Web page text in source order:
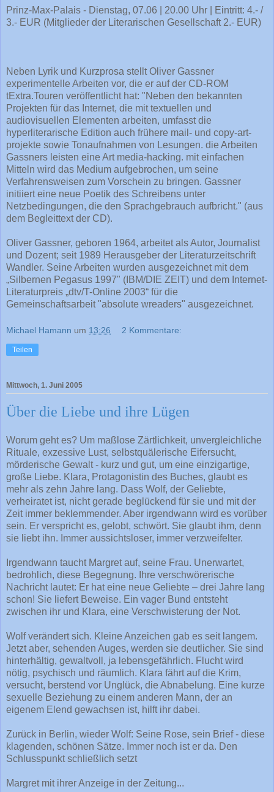
Prinz-Max-Palais - Dienstag, 07.06 | 20.00 Uhr | Eintritt: 4.- /
3.- EUR (Mitglieder der Literarischen Gesellschaft 2.- EUR)
Neben Lyrik und Kurzprosa stellt Oliver Gassner
experimentelle Arbeiten vor, die er auf der CD-ROM
tExtra.Touren veröffentlicht hat: "Neben den bekannten
Projekten für das Internet, die mit textuellen und
audiovisuellen Elementen arbeiten, umfasst die
hyperliterarische Edition auch frühere mail- und copy-art-
projekte sowie Tonaufnahmen von Lesungen. die Arbeiten
Gassners leisten eine Art media-hacking. mit einfachen
Mitteln wird das Medium aufgebrochen, um seine
Verfahrensweisen zum Vorschein zu bringen. Gassner
initiiert eine neue Poetik des Schreibens unter
Netzbedingungen, die den Sprachgebrauch aufbricht." (aus
dem Begleittext der CD).
Oliver Gassner, geboren 1964, arbeitet als Autor, Journalist
und Dozent; seit 1989 Herausgeber der Literaturzeitschrift
Wandler. Seine Arbeiten wurden ausgezeichnet mit dem
„Silbernen Pegasus 1997" (IBM/DIE ZEIT) und dem Internet-
Literaturpreis „dtv/T-Online 2003“ für die
Gemeinschaftsarbeit "absolute wreaders" ausgezeichnet.
Michael Hamann um 13:26 2 Kommentare:
Teilen
Mittwoch, 1. Juni 2005
Über die Liebe und ihre Lügen
Worum geht es? Um maßlose Zärtlichkeit, unvergleichliche
Rituale, exzessive Lust, selbstquälerische Eifersucht,
mörderische Gewalt - kurz und gut, um eine einzigartige,
große Liebe. Klara, Protagonistin des Buches, glaubt es
mehr als zehn Jahre lang. Dass Wolf, der Geliebte,
verheiratet ist, nicht gerade beglückend für sie und mit der
Zeit immer beklemmender. Aber irgendwann wird es vorüber
sein. Er verspricht es, gelobt, schwört. Sie glaubt ihm, denn
sie liebt ihn. Immer aussichtsloser, immer verzweifelter.
Irgendwann taucht Margret auf, seine Frau. Unerwartet,
bedrohlich, diese Begegnung. Ihre verschwörerische
Nachricht lautet: Er hat eine neue Geliebte – drei Jahre lang
schon! Sie liefert Beweise. Ein vager Bund entsteht
zwischen ihr und Klara, eine Verschwisterung der Not.
Wolf verändert sich. Kleine Anzeichen gab es seit langem.
Jetzt aber, sehenden Auges, werden sie deutlicher. Sie sind
hinterhältig, gewaltvoll, ja lebensgefährlich. Flucht wird
nötig, psychisch und räumlich. Klara fährt auf die Krim,
versucht, berstend vor Unglück, die Abnabelung. Eine kurze
sexuelle Beziehung zu einem anderen Mann, der an
eigenem Elend gewachsen ist, hilft ihr dabei.
Zurück in Berlin, wieder Wolf: Seine Rose, sein Brief - diese
klagenden, schönen Sätze. Immer noch ist er da. Den
Schlusspunkt schließlich setzt
Margret mit ihrer Anzeige in der Zeitung...